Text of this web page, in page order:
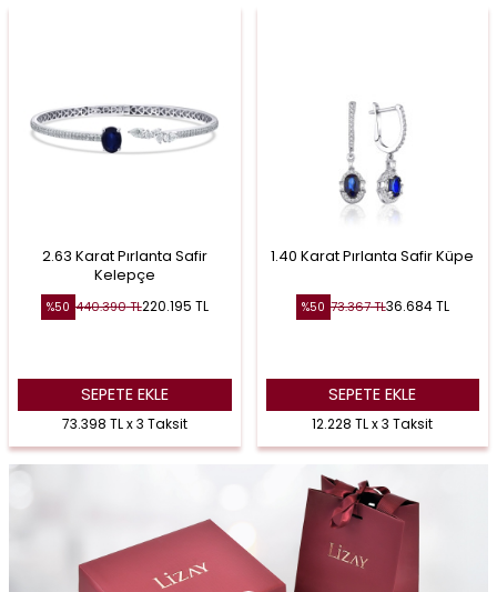
2.63 Karat Pırlanta Safir
Kelepçe
%50 440.390TL220.195 TL
SEPETE EKLE
73.398 TL x 3 Taksit
1.40 Karat Pırlanta Safir Küpe
%50 73.367TL36.684TL
SEPETE EKLE
12.228 TL x 3 Taksit